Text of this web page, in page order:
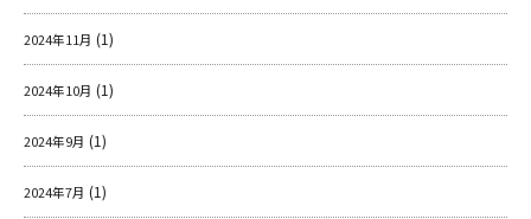
2024年11月 (1)
2024年10月 (1)
2024年9月 (1)
2024年7月 (1)